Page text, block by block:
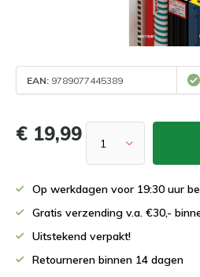
EAN: 9789077445389
€ 19,99
Op werkdagen voor 19:30 uur
Gratis verzending v.a. €30,-
Uitstekend verpakt!
Retourneren binnen 14 dagen